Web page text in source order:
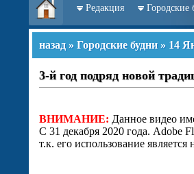
Редакция Городские
назад » Городские будни » 14
3-й год подряд новой
ВНИМАНИЕ: Данное видео
С 31 декабря 2020 года. Adobe
т.к. его использование является